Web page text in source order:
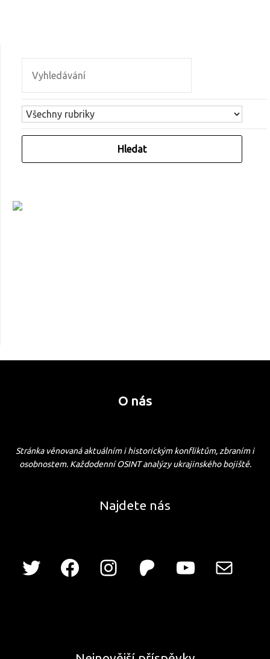
O nás
Stránka věnovaná aktuálním i historickým konfliktům, zbraním i
osobnostem. Každodenní OSINT analýzy ukrajinského bojiště.
Najdete nás